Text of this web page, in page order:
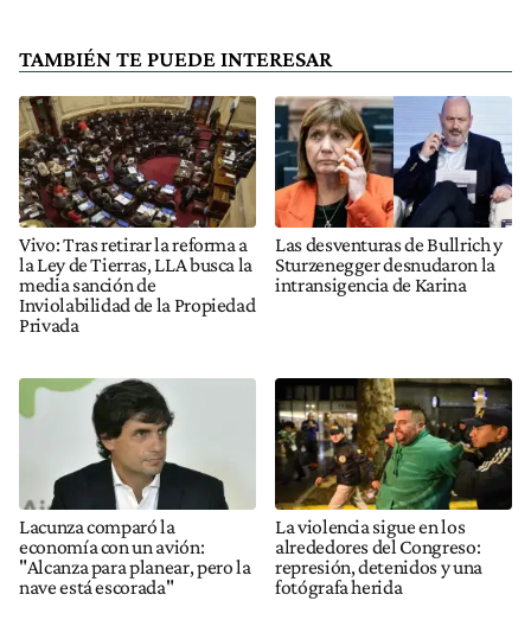
TAMBIÉN TE PUEDE INTERESAR
Vivo: Tras retirar la reforma a
la Ley de Tierras, LLA busca la
media sanción de
Inviolabilidad de la Propiedad
Privada
Las desventuras de Bullrich y
Sturzenegger desnudaron la
intransigencia de Karina
Lacunza comparó la
economía con un avión:
"Alcanza para planear, pero la
nave está escorada"
La violencia sigue en los
alrededores del Congreso:
represión, detenidos y una
fotógrafa herida